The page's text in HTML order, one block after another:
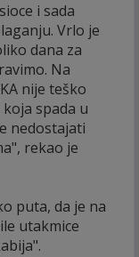
i sada
Vrlo je
dana za
Na
nije teško
spada u
nedostajati
rekao je
puta, da je na
utakmice